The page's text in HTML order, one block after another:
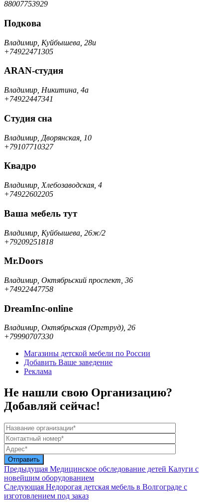
88007753929
Подкова
Владимир, Куйбышева, 28и
+74922471305
ARAN-студия
Владимир, Никитина, 4а
+74922447341
Студия сна
Владимир, Дворянская, 10
+79107710327
Квадро
Владимир, Хлебозаводская, 4
+74922602205
Ваша мебель тут
Владимир, Куйбышева, 26ж/2
+79209251818
Mr.Doors
Владимир, Октябрьский проспект, 36
+74922447758
DreamInc-online
Владимир, Октябрьская (Оргтруд), 26
+79990707330
Магазины детской мебели по России
Добавить Ваше заведение
Реклама
Не нашли свою Организацию?
Добавляй сейчас!
Предыдущая Медицинское обследование детей Калуги с
новейшим оборудованием
Следующая Недорогая детская мебель в Волгограде с
изготовлением под заказ